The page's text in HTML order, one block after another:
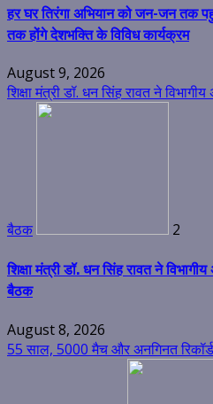
हर घर तिरंगा अभियान को जन-जन तक
तक होंगे देशभक्ति के विविध कार्यक्रम
August 9, 2026
शिक्षा मंत्री डॉ. धन सिंह रावत ने
बैठक 2
शिक्षा मंत्री डॉ. धन सिंह रावत ने
बैठक
August 8, 2026
55 साल, 5000 मैच और अनगिनत